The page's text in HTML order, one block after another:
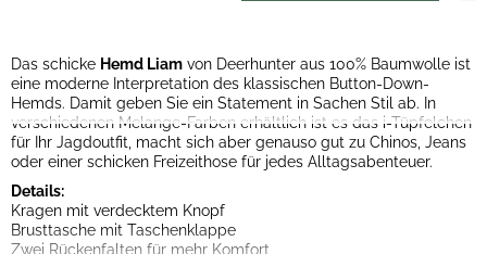
Das schicke Hemd Liam von Deerhunter aus 100% Baumwolle ist
eine moderne Interpretation des klassischen Button-Down-
Hemds. Damit geben Sie ein Statement in Sachen Stil ab. In
verschiedenen Melange-Farben erhältlich ist es das i-Tüpfelchen
für Ihr Jagdoutfit, macht sich aber genauso gut zu Chinos, Jeans
oder einer schicken Freizeithose für jedes Alltagsabenteuer.
Details:
Kragen mit verdecktem Knopf
Brusttasche mit Taschenklappe
Zwei Rückenfalten für mehr Komfort